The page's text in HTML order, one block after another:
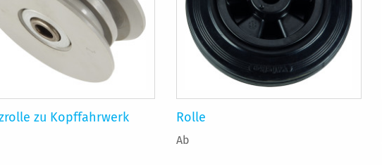
zu Kopffahrwerk Rolle
Ab